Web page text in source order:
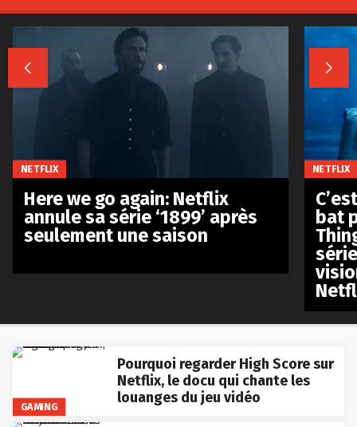
GAMING
Pourquoi regarder High Score sur
Netflix, le docu qui chante les
louanges du jeu vidéo
 
NETFLIX
Here we go again: Netflix
annule sa série ‘1899’ après
seulement une saison
NETFLIX
bat